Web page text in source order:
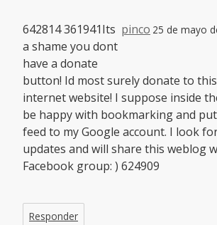
pinco 25 de mayo
642814 361941Its
a shame you dont
have a donate
button! Id most surely donate to
internet website! I suppose inside
be happy with bookmarking and
feed to my Google account. I look
updates and will share this weblog
Facebook group: ) 624909
Responder